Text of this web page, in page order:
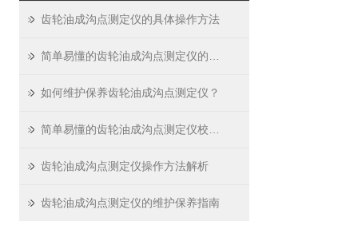
齿轮油成沟点测定仪的具体操作方法
如何维护保养齿轮油成沟点测定仪？
齿轮油成沟点测定仪操作方法解析
齿轮油成沟点测定仪的维护保养指南